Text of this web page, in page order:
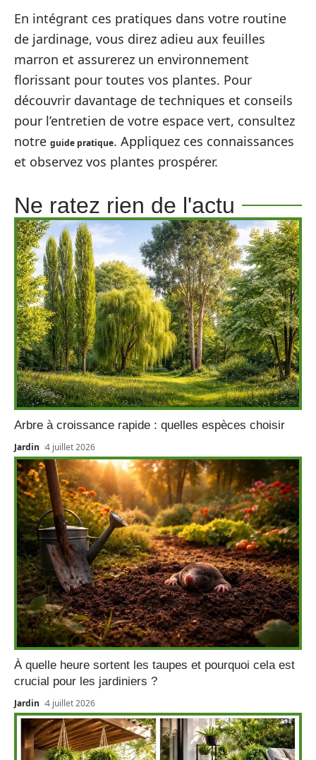
En intégrant ces pratiques dans votre routine
de jardinage, vous direz adieu aux feuilles
marron et assurerez un environnement
florissant pour toutes vos plantes. Pour
découvrir davantage de techniques et conseils
pour l’entretien de votre espace vert, consultez
notre guide pratique. Appliquez ces connaissances
et observez vos plantes prospérer.
Ne ratez rien de l'actu
Arbre à croissance rapide : quelles espèces choisir
Jardin 4 juillet 2026
À quelle heure sortent les taupes et pourquoi cela est
crucial pour les jardiniers ?
Jardin 4 juillet 2026